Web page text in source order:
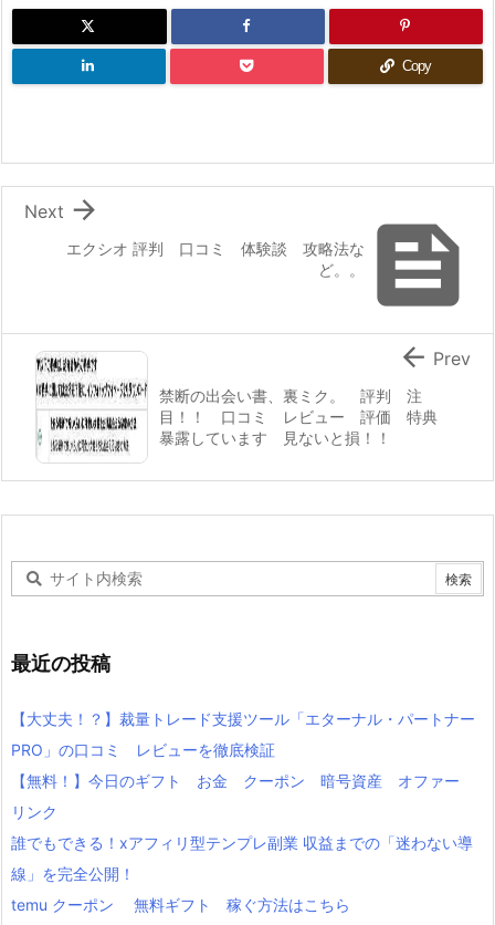
Copy

エクシオ 評判 口コミ 体験談 攻略法な
ど。。

Next
禁断の出会い書、裏ミク。 評判 注
目！！ 口コミ レビュー 評価 特典
暴露しています 見ないと損！！
 Prev
最近の投稿
【大丈夫！？】裁量トレード支援ツール「エターナル・パートナー
PRO」の口コミ レビューを徹底検証
【無料！】今日のギフト お金 クーポン 暗号資産 オファー
リンク
誰でもできる！xアフィリ型テンプレ副業 収益までの「迷わない導
線」を完全公開！
temu クーポン 無料ギフト 稼ぐ方法はこちら